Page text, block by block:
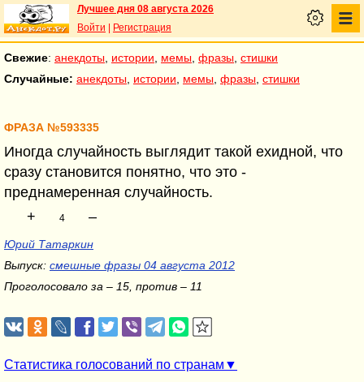
Лучшее дня 08 августа 2026
Войти
Регистрация
Свежие: анекдоты истории мемы фразы стишки
Случайные: анекдоты истории мемы фразы стишки
ФРАЗА №593335
Иногда случайность выглядит такой ехидной, что
сразу становится понятно, что это -
преднамеренная случайность.
+
4 –
Юрий Татаркин
Выпуск: смешные фразы 04 августа 2012
Проголосовало за – 15, против – 11
Статистика голосований по странам